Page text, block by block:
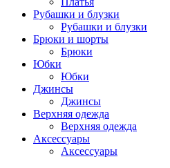
Рубашки и блузки
Рубашки и блузки
Брюки и шорты
Брюки
Юбки
Юбки
Джинсы
Джинсы
Верхняя одежда
Верхняя одежда
Аксесcуары
Аксесcуары